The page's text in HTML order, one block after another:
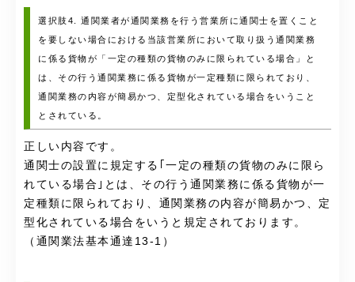
選択肢4. 通関業者が通関業務を行う営業所に通関士を置くこと
を要しない場合における当該営業所において取り扱う通関業務
に係る貨物が「一定の種類の貨物のみに限られている場合」と
は、その行う通関業務に係る貨物が一定種類に限られており、
通関業務の内容が簡易かつ、定型化されている場合をいうこと
とされている。
正しい内容です。
通関士の設置に規定する｢一定の種類の貨物のみに限ら
れている場合｣とは、その行う通関業務に係る貨物が一
定種類に限られており、通関業務の内容が簡易かつ、定
型化されている場合をいうと規定されております。
（通関業法基本通達13-1）